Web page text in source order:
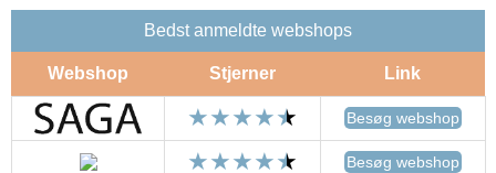
Bedst anmeldte webshops
Webshop Stjerner Link
Besøg webshop
Besøg webshop